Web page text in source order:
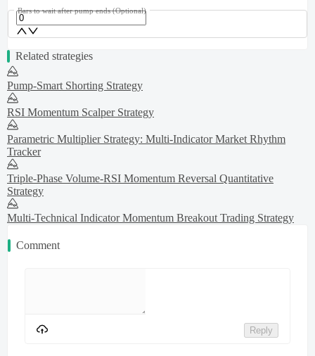
Bars to wait after pump ends (Optional)
Related strategies
Pump-Smart Shorting Strategy
RSI Momentum Scalper Strategy
Parametric Multiplier Strategy: Multi-Indicator Market Rhythm
Tracker
Triple-Phase Volume-RSI Momentum Reversal Quantitative
Strategy
Multi-Technical Indicator Momentum Breakout Trading Strategy
Comment
Reply